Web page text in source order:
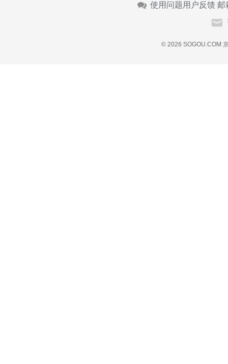
使用问题用户反馈 邮
© 2026 SOGOU.COM